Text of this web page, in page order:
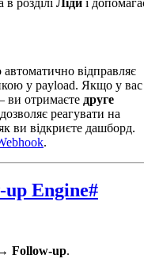
розділі Ліди і
відправляє
у payload. Якщо у вас
ви отримаєте друге
реагувати на
ви відкриєте дашборд.
.
Engine#
→ Follow-up.